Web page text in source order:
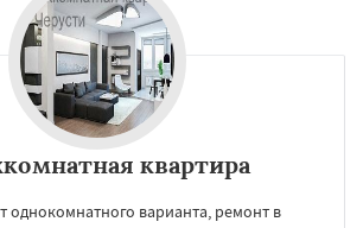
квартира
однокомнатного варианта, ремонт в